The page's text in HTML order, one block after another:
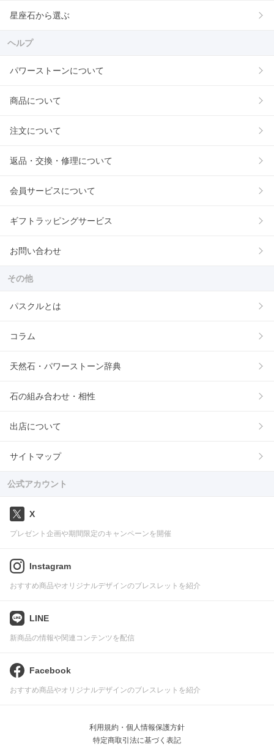
星座石から選ぶ
ヘルプ
パワーストーンについて
商品について
注文について
返品・交換・修理について
会員サービスについて
ギフトラッピングサービス
お問い合わせ
その他
パスクルとは
コラム
天然石・パワーストーン辞典
石の組み合わせ・相性
出店について
サイトマップ
公式アカウント
X
プレゼント企画や期間限定のキャンペーンを開催
Instagram
おすすめ商品やオリジナルデザインのブレスレットを紹介
LINE
新商品の情報や関連コンテンツを配信
Facebook
おすすめ商品やオリジナルデザインのブレスレットを紹介
利用規約・個人情報保護方針
特定商取引法に基づく表記